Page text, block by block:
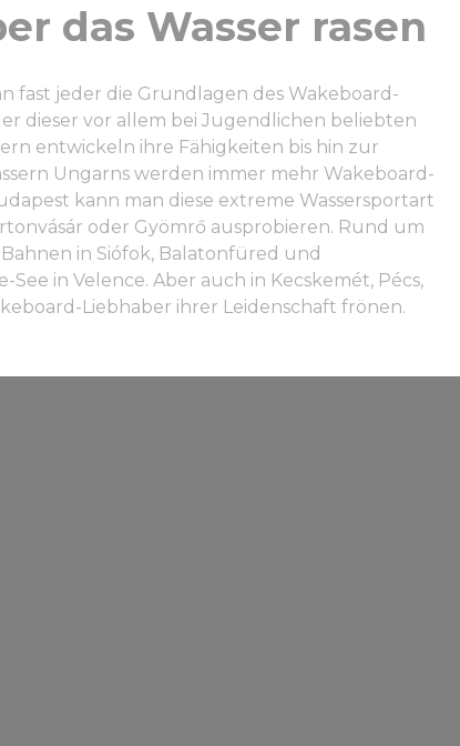
das Wasser rasen
fast jeder die Grundlagen des Wakeboard-
dieser vor allem bei Jugendlichen beliebten
entwickeln ihre Fähigkeiten bis hin zur
Ungarns werden immer mehr Wakeboard-
kann man diese extreme Wassersportart
oder Gyömrő ausprobieren. Rund um
in Siófok, Balatonfüred und
See in Velence. Aber auch in Kecskemét, Pécs,
Liebhaber ihrer Leidenschaft frönen.